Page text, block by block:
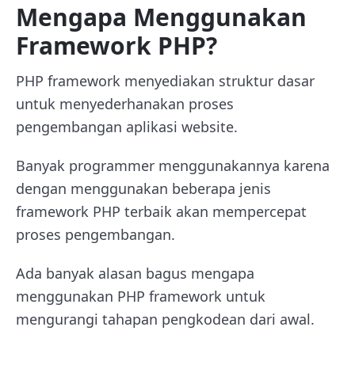
Mengapa Menggunakan
Framework PHP?
PHP framework menyediakan struktur dasar
untuk menyederhanakan proses
pengembangan aplikasi website.
Banyak programmer menggunakannya karena
dengan menggunakan beberapa jenis
framework PHP terbaik akan mempercepat
proses pengembangan.
Ada banyak alasan bagus mengapa
menggunakan PHP framework untuk
mengurangi tahapan pengkodean dari awal.